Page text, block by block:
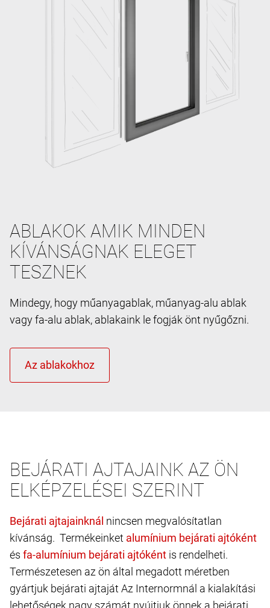
ABLAKOK AMIK MINDEN
KÍVÁNSÁGNAK ELEGET
TESZNEK
Mindegy, hogy műanyagablak, műanyag-alu ablak
vagy fa-alu ablak, ablakaink le fogják önt nyűgőzni.
BEJÁRATI AJTAJAINK AZ ÖN
ELKÉPZELÉSEI SZERINT
nincsen megvalósítatlan
kívánság. Termékeinket
és
is rendelheti.
Természetesen az ön által megadott méretben
gyártjuk bejárati ajtaját Az Internormnál a kialakítási
lehetőségek nagy számát nyújtjuk önnek a bejárati